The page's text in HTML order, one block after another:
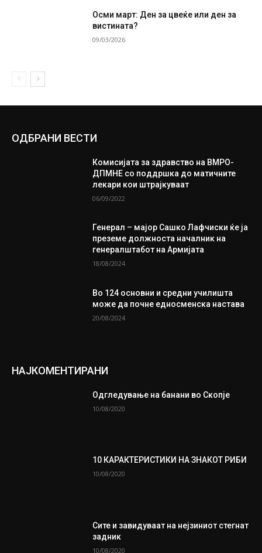
Осми март: Ден за цвеќе или ден за
вистината?
09/03/2026
ОДБРАНИ ВЕСТИ
Комисијата за здравство на ВМРО-
ДПМНЕ со поддршка до матичните
лекари кои штрајкуваат
06/09/2022
Генерал – мајор Сашко Лафчиски ќе ја
преземе должноста началник на
генералштабот на Армијата
18/08/2024
Во 124 основни и средни училишта
може да почне едносменска настава
20/08/2024
НАЈКОМЕНТИРАНИ
Одгледување на банани во Скопје
10/08/2020
10 КАРАКТЕРИСТИКИ НА ЗНАКОТ РИБИ
10/08/2020
Сите и завидуваат на нејзиниот стегнат
задник
10/08/2020